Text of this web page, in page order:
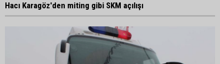
Hacı Karagöz'den miting gibi SKM açılışı